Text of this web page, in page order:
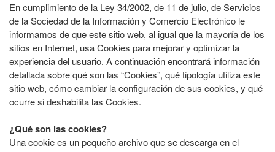
En cumplimiento de la Ley 34/2002, de 11 de julio, de Servicios
de la Sociedad de la Información y Comercio Electrónico le
informamos de que este sitio web, al igual que la mayoría de los
sitios en Internet, usa Cookies para mejorar y optimizar la
experiencia del usuario. A continuación encontrará información
detallada sobre qué son las “Cookies”, qué tipología utiliza este
sitio web, cómo cambiar la configuración de sus cookies, y qué
ocurre si deshabilita las Cookies.
¿Qué son las cookies?
Una cookie es un pequeño archivo que se descarga en el